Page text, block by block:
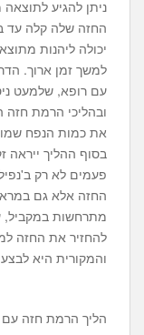
ניתן להגיע
החזה שלה קלה עד
יכולה ליהנות
למשך זמן ארוך.
עם רופא, שלמעט
ובהליכי הרמת חזה
את כמות הנפח
בסוף ההליך
פעמים לא רק
החזה אלא גם
מתרחשות במקביל,
להחזיר את החזה
והמקורית היא
הליך הרמת חזה עם